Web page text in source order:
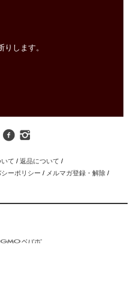
します。
て / 返品について /
ーポリシー / メルマガ登録・解除 /